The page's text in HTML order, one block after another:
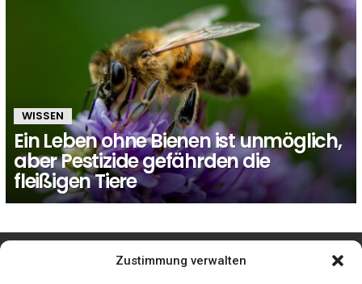
Zustimmung verwalten
WISSEN
Ein Leben ohne Bienen ist unmöglich,
aber Pestizide gefährden die
fleißigen Tiere
facebook instagram